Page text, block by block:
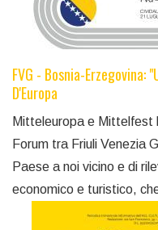
FVG - Bosnia-Erzegovina:
D'Europa
Mitteleuropa e Mittelfest
Forum tra Friuli Venezia
Paese a noi vicino e di
economico e turistico,